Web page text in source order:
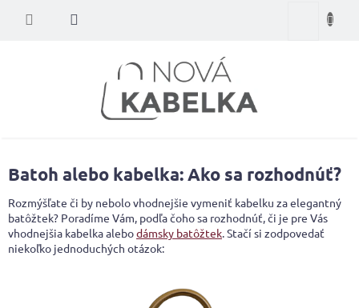
Nákupný
Batoh alebo kabelka: Ako sa rozhodnúť?
Rozmýšľate či by nebolo vhodnejšie vymeniť kabelku za elegantný
batôžtek? Poradíme Vám, podľa čoho sa rozhodnúť, či je pre Vás
vhodnejšia kabelka alebodámsky batôžtek. Stačí si zodpovedať
niekoľko jednoduchých otázok: